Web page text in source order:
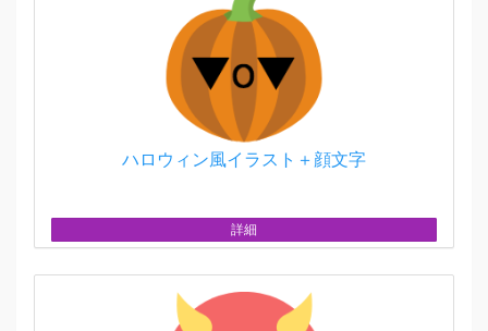
ハロウィン風イラスト＋顔文字
詳細